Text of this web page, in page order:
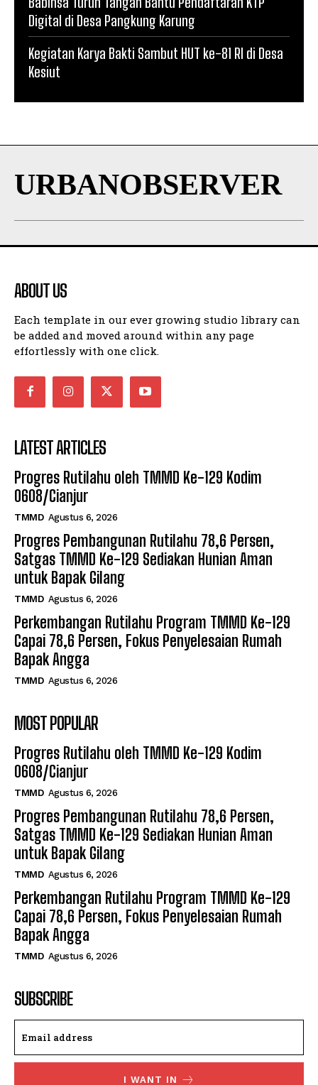
Digital di Desa Pangkung Karung
Kegiatan Karya Bakti Sambut HUT ke-81 RI di Desa
Kesiut
URBANOBSERVER
ABOUT US
Each template in our ever growing studio library can
be added and moved around within any page
effortlessly with one click.
LATEST ARTICLES
Progres Rutilahu oleh TMMD Ke-129 Kodim
0608/Cianjur
TMMD Agustus 6, 2026
Progres Pembangunan Rutilahu 78,6 Persen,
Satgas TMMD Ke-129 Sediakan Hunian Aman
untuk Bapak Gilang
TMMD Agustus 6, 2026
Perkembangan Rutilahu Program TMMD Ke-129
Capai 78,6 Persen, Fokus Penyelesaian Rumah
Bapak Angga
TMMD Agustus 6, 2026
MOST POPULAR
Progres Rutilahu oleh TMMD Ke-129 Kodim
0608/Cianjur
TMMD Agustus 6, 2026
Progres Pembangunan Rutilahu 78,6 Persen,
Satgas TMMD Ke-129 Sediakan Hunian Aman
untuk Bapak Gilang
TMMD Agustus 6, 2026
Perkembangan Rutilahu Program TMMD Ke-129
Capai 78,6 Persen, Fokus Penyelesaian Rumah
Bapak Angga
TMMD Agustus 6, 2026
SUBSCRIBE
I WANT IN